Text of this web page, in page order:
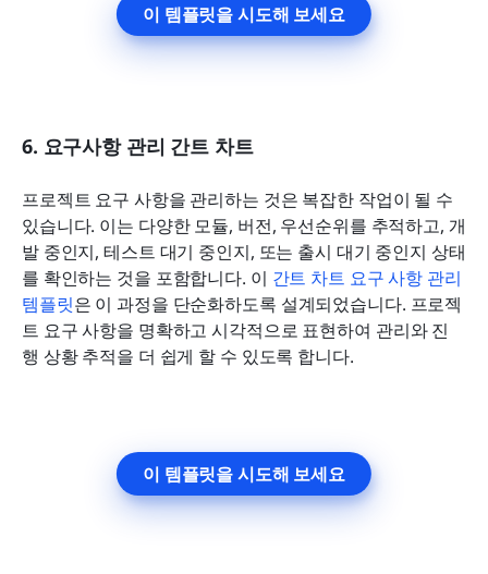
이 템플릿을 시도해 보세요
6. 요구사항 관리 간트 차트
프로젝트 요구 사항을 관리하는 것은 복잡한 작업이 될 수
있습니다. 이는 다양한 모듈, 버전, 우선순위를 추적하고, 개
발 중인지, 테스트 대기 중인지, 또는 출시 대기 중인지 상태
를 확인하는 것을 포함합니다. 이 간트 차트 요구 사항 관리
템플릿은 이 과정을 단순화하도록 설계되었습니다. 프로젝
트 요구 사항을 명확하고 시각적으로 표현하여 관리와 진
행 상황 추적을 더 쉽게 할 수 있도록 합니다.
이 템플릿을 시도해 보세요